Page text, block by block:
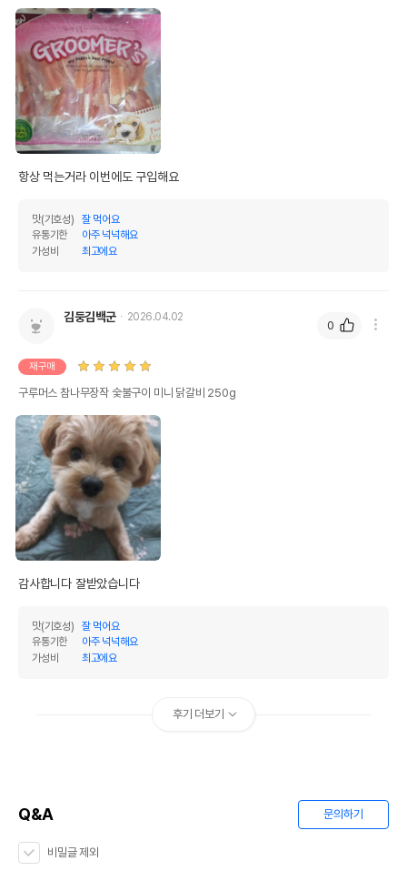
항상 먹는거라 이번에도 구입해요
맛(기호성)
잘 먹어요
유통기한
아주 넉넉해요
가성비
최고에요
김둥김백군 2026.04.02
재구매
구루머스 참나무장작 숯불구이 미니 닭갈비 250g
감사합니다 잘받았습니다
맛(기호성)
잘 먹어요
유통기한
아주 넉넉해요
가성비
최고에요
0
후기 더보기
Q&A 문의하기
비밀글 제외